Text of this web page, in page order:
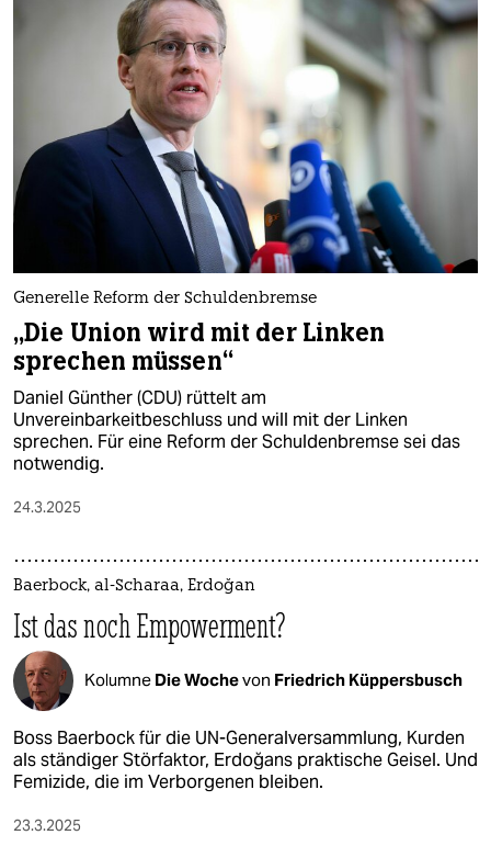
Generelle Reform der Schuldenbremse
„Die Union wird mit der Linken
sprechen müssen“
Daniel Günther (CDU) rüttelt am
Unvereinbarkeitbeschluss und will mit der Linken
sprechen. Für eine Reform der Schuldenbremse sei das
notwendig.
24.3.2025
Baerbock, al-Scharaa, Erdoğan
Ist das noch Empowerment?
Kolumne Die Wochevon Friedrich Küppersbusch
Boss Baerbock für die UN-Generalversammlung, Kurden
als ständiger Störfaktor, Erdoğans praktische Geisel. Und
Femizide, die im Verborgenen bleiben.
23.3.2025